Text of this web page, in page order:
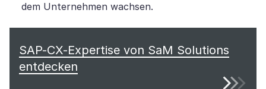
dem Unternehmen wachsen.
SAP-CX-Expertise von SaM Solutions
entdecken